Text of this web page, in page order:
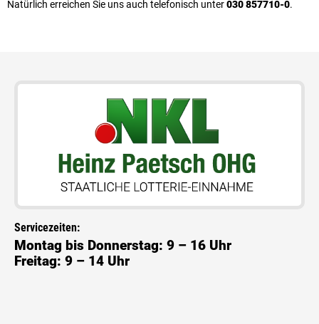
Natürlich erreichen Sie uns auch telefonisch unter030 857710-0.
Servicezeiten:
Montag bis Donnerstag: 9 – 16 Uhr
Freitag: 9 – 14 Uhr